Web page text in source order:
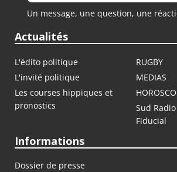
Un message, une question, une
Actualités
L'édito politique
RUGBY
L'invité politique
MEDIAS
Les courses hippiques et
pronostics
Sud
Fiducial
Informations
Dossier de presse